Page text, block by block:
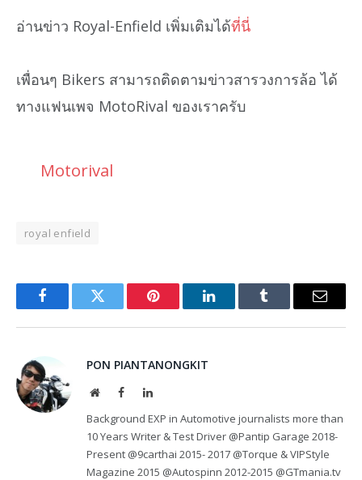
อ่านข่าว Royal-Enfield เพิ่มเติมได้ที่นี่
เพื่อนๆ Bikers สามารถติดตามข่าวสารวงการล้อ ได้
ทางแฟนเพจ MotoRival ของเราครับ
Motorival
royal enfield
FacebookTwitter Pinterest LinkedInTumblr Email
PON PIANTANONGKIT
WebsiteFacebookLinkedIn
Background EXP in Automotive journalists more than
10 Years Writer & Test Driver @Pantip Garage 2018-
Present @9carthai 2015- 2017 @Torque & VIPStyle
Magazine 2015 @Autospinn 2012-2015 @GTmania.tv